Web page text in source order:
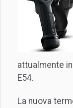
attualmente
E54.
La nuova